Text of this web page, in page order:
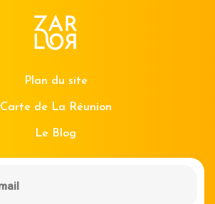
Plan du site
Carte de La Réunion
Le Blog